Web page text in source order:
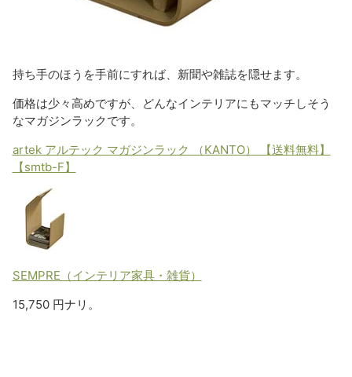
持ち手のほうを手前にすれば、新聞や雑誌を隠せます。
価格は少々高めですが、どんなインテリアにもマッチしそう
なマガジンラックです。
artek アルテック マガジンラック （KANTO） 【送料無料】
【smtb-F】
SEMPRE（インテリア家具・雑貨）
15,750 円ナリ。